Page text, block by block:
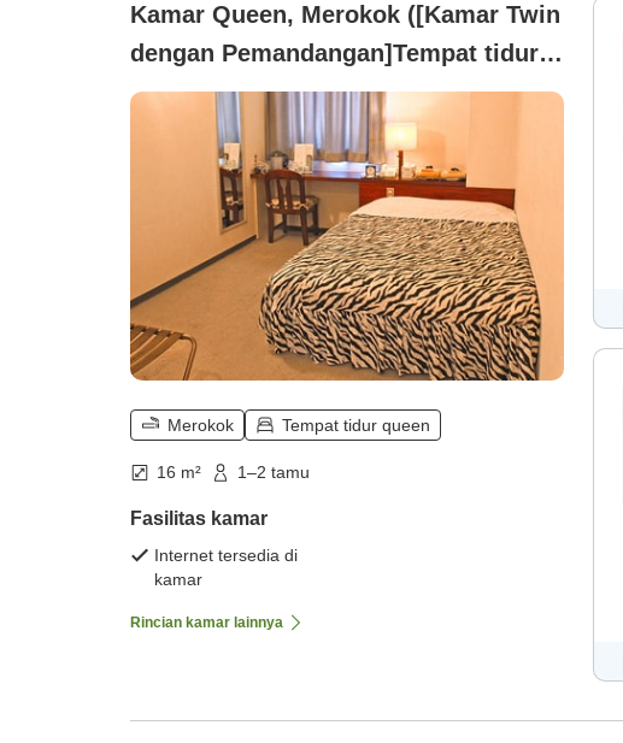
Kamar Queen, Merokok ([Kamar Twin
dengan Pemandangan]Tempat tidur
semi-double dengan lebar 120cm)
Merokok Tempat tidur queen
16 m² 1–2 tamu
Fasilitas kamar
Internet tersedia di
kamar
Rincian kamar lainnya